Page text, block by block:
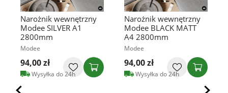
Narożnik wewnętrzny
Modee SILVER A1
2800mm
Modee
94,00 zł
Wysyłka do 24h
Narożnik wewnętrzny
Modee BLACK MATT
A4 2800mm
Modee
94,00 zł
Wysyłka do 24h